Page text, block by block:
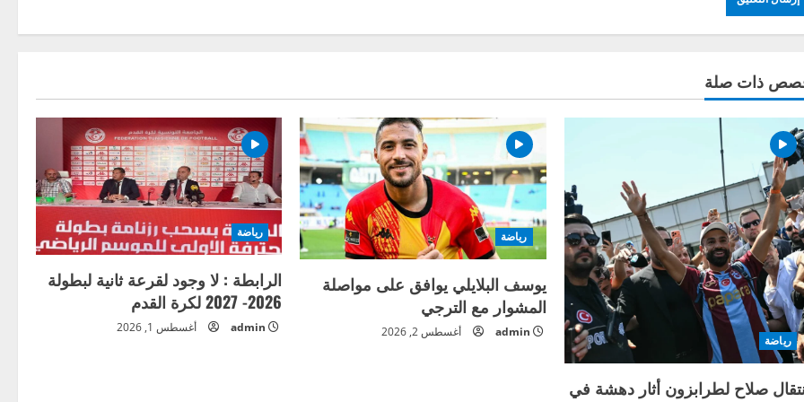
ذات صلة
رياضة
صلاح لطرابزون أثار دهشة في
رياضة
يوسف البلايلي يوافق على مواصلة
المشوار مع الترجي
admin أغسطس 2, 2026
رياضة
الرابطة : لا وجود لقرعة ثانية لبطولة
2026- 2027 لكرة القدم
admin أغسطس 1, 2026